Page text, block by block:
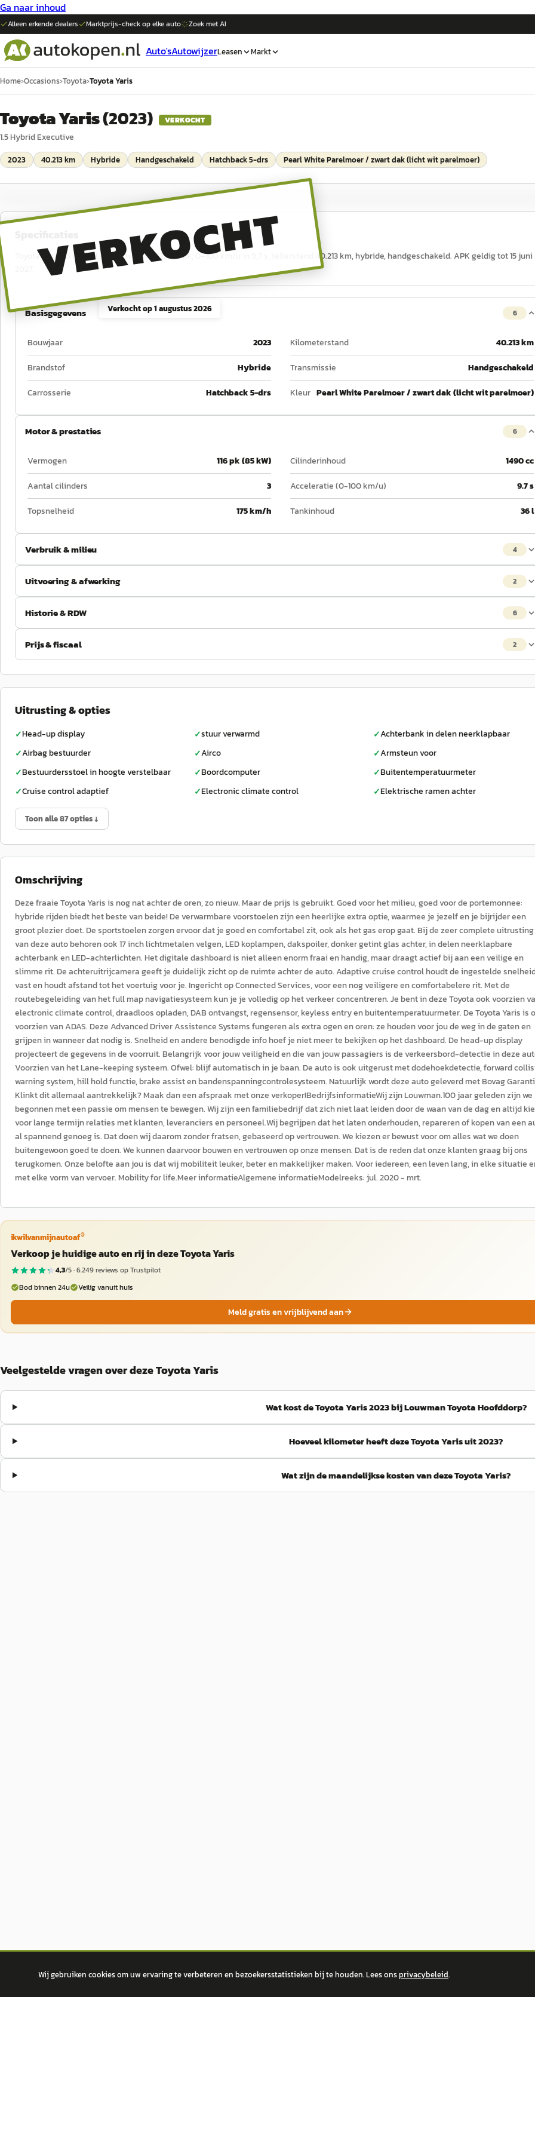
Ga naar inhoud
Alleen erkende dealers Marktprijs-check op elkeauto Zoek met AI
Auto'sAutowijzerLeasen Markt
Home›Occasions›Toyota›Toyota Yaris
Toyota Yaris(2023) VERKOCHT
1.5 Hybrid Executive
2023 40.213 km Hybride Handgeschakeld Hatchback 5-drs Pearl White Parelmoer / zwart dak (licht wit parelmoer)
VERKOCHT
Verkocht op1 augustus 2026
Toyota Yaris 1.5 Hybrid Executive uit 2023, 116 pk, 0–100 km/u in 9,7 s, tellerstand 40.213 km, hybride, handgeschakeld. APK geldig tot 15 juni
Basisgegevens 6
Bouwjaar 2023 Kilometerstand
40.213 km
Brandstof
Hybride Transmissie
Handgeschakeld
Carrosserie
Hatchback 5-drs Kleur Pearl White Parelmoer / zwart dak (licht wit parelmoer)
Motor & prestaties 6
Vermogen 116 pk (85 kW) Cilinderinhoud
1490 cc
Aantal cilinders
3 Acceleratie (0-100 km/u)
9.7 s
Topsnelheid
175 km/h Tankinhoud 36 l
Verbruik & milieu 4
Uitvoering & afwerking 2
Historie & RDW 6
Prijs & fiscaal 2
Uitrusting & opties
✓Head-up display ✓stuur verwarmd ✓Achterbank in delen neerklapbaar
✓Airbag bestuurder ✓Airco ✓Armsteun voor
✓Bestuurdersstoel in hoogte verstelbaar ✓Boordcomputer ✓Buitentemperatuurmeter
✓Cruise control adaptief ✓Electronic climate control ✓Elektrische ramen achter
Toon alle 87 opties ↓
Omschrijving
Deze fraaie Toyota Yaris is nog nat achter de oren, zo nieuw. Maar de prijs is gebruikt. Goed voor het milieu, goed voor de portemonnee:
hybride rijden biedt het beste van beide! De verwarmbare voorstoelen zijn een heerlijke extra optie, waarmee je jezelf en je bijrijder een
groot plezier doet. De sportstoelen zorgen ervoor dat je goed en comfortabel zit, ook als het gas erop gaat. Bij de zeer complete uitrusting
van deze auto behoren ook 17 inch lichtmetalen velgen, LED koplampen, dakspoiler, donker getint glas achter, in delen neerklapbare
achterbank en LED-achterlichten. Het digitale dashboard is niet alleen enorm fraai en handig, maar draagt actief bij aan een veilige en
slimme rit. De achteruitrijcamera geeft je duidelijk zicht op de ruimte achter de auto. Adaptive cruise control houdt de ingestelde
vast en houdt afstand tot het voertuig voor je. Ingericht op Connected Services, voor een nog veiligere en comfortabelere rit. Met de
routebegeleiding van het full map navigatiesysteem kun je je volledig op het verkeer concentreren. Je bent in deze Toyota ook voorzien
electronic climate control, draadloos opladen, DAB ontvangst, regensensor, keyless entry en buitentemperatuurmeter. De Toyota Yaris is
voorzien van ADAS. Deze Advanced Driver Assistence Systems fungeren als extra ogen en oren: ze houden voor jou de weg in de gaten en
grijpen in wanneer dat nodig is. Snelheid en andere benodigde info hoef je niet meer te bekijken op het dashboard. De head-up display
projecteert de gegevens in de voorruit. Belangrijk voor jouw veiligheid en die van jouw passagiers is de verkeersbord-detectie in deze
Voorzien van het Lane-keeping systeem. Ofwel: blijf automatisch in je baan. De auto is ook uitgerust met dodehoekdetectie, forward
warning system, hill hold functie, brake assist en bandenspanningcontrolesysteem. Natuurlijk wordt deze auto geleverd met Bovag
Klinkt dit allemaal aantrekkelijk? Maak dan een afspraak met onze verkoper!BedrijfsinformatieWij zijn Louwman.100 jaar geleden zijn we
begonnen met een passie om mensen te bewegen. Wij zijn een familiebedrijf dat zich niet laat leiden door de waan van de dag en altijd
voor lange termijn relaties met klanten, leveranciers en personeel.Wij begrijpen dat het laten onderhouden, repareren of kopen van een
al spannend genoeg is. Dat doen wij daarom zonder fratsen, gebaseerd op vertrouwen. We kiezen er bewust voor om alles wat we doen
buitengewoon goed te doen. We kunnen daarvoor bouwen en vertrouwen op onze mensen. Dat is de reden dat onze klanten graag bij ons
terugkomen. Onze belofte aan jou is dat wij mobiliteit leuker, beter en makkelijker maken. Voor iedereen, een leven lang, in elke situatie
met elke vorm van vervoer. Mobility for life.Meer informatieAlgemene informatieModelreeks: jul. 2020 - mrt.
ikwilvanmijnautoaf®
Verkoop je huidige auto en rij in deze Toyota Yaris
4,3/5 ·6.249reviews op Trustpilot
Bod binnen 24u
Veilig vanuit huis
Meld gratis en vrijblijvend aan
Veelgestelde vragen over deze Toyota Yaris
Wat kost de Toyota Yaris 2023 bij Louwman Toyota Hoofddorp?
Hoeveel kilometer heeft deze Toyota Yaris uit 2023?
Wat zijn de maandelijkse kosten van deze Toyota Yaris?
Wij gebruiken cookies om uw ervaring te verbeteren en bezoekersstatistieken bij te houden. Lees onsprivacybeleid.